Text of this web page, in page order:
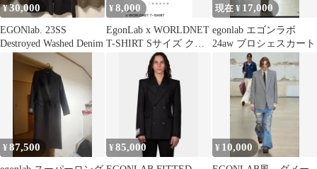
¥30,000
EGONlab. 23SS
Destroyed Washed Denim
¥8,000
EgonLab x WORLDNET
T-SHIRT Sサイズ クリ
現在 ¥ 17,000
egonlab エゴンラボ
24aw ブロシェスカート
¥87,500 ¥85,000 ¥ 10,000